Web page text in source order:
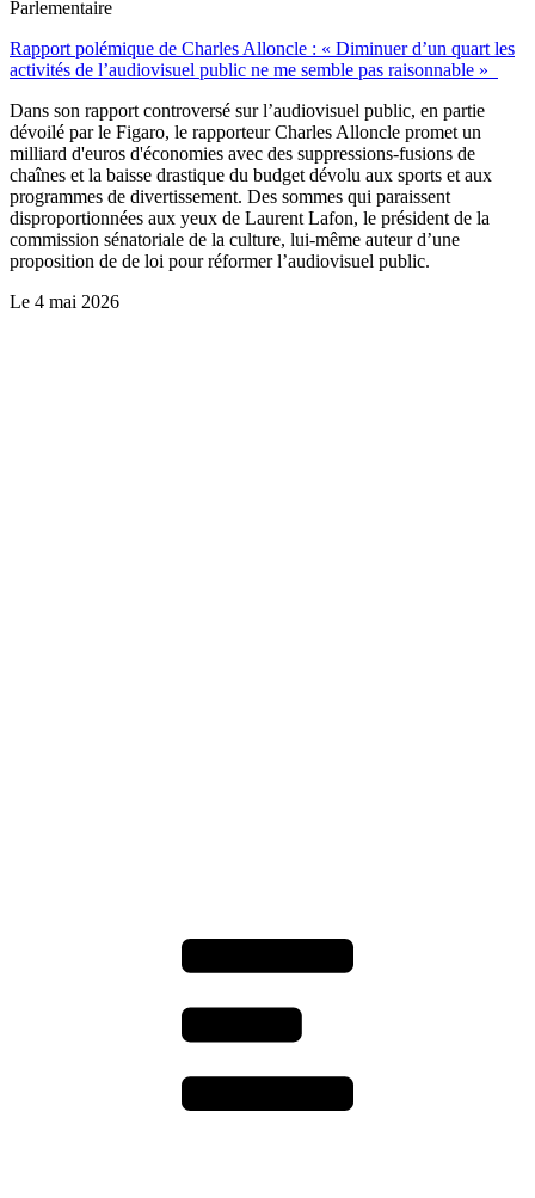
Parlementaire
Rapport polémique de Charles Alloncle : « Diminuer d’un quart les
activités de l’audiovisuel public ne me semble pas raisonnable »
Dans son rapport controversé sur l’audiovisuel public, en partie
dévoilé par le Figaro, le rapporteur Charles Alloncle promet un
milliard d'euros d'économies avec des suppressions-fusions de
chaînes et la baisse drastique du budget dévolu aux sports et aux
programmes de divertissement. Des sommes qui paraissent
disproportionnées aux yeux de Laurent Lafon, le président de la
commission sénatoriale de la culture, lui-même auteur d’une
proposition de de loi pour réformer l’audiovisuel public.
Le 4 mai 2026